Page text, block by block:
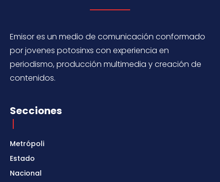
Emisor es un medio de comunicación conformado
por jovenes potosinxs con experiencia en
periodismo, producción multimedia y creación de
contenidos.
Secciones
Metrópoli
Estado
Nacional